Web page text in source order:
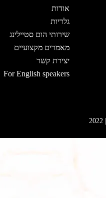
אודות
גלריות
שירותי הום סטיילינג
מאמרים מקצועיים
יצירת קשר
For English speakers